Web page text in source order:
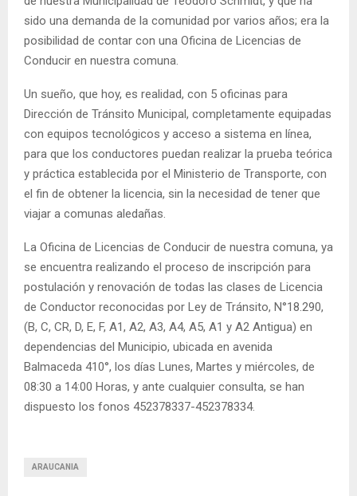
U
sido una demanda de la comunidad por varios años; era la
posibilidad de contar con una Oficina de Licencias de
Conducir en nuestra comuna.
Un sueño, que hoy, es realidad, con 5 oficinas para
Dirección de Tránsito Municipal, completamente equipadas
con equipos tecnológicos y acceso a sistema en línea,
para que los conductores puedan realizar la prueba teórica
y práctica establecida por el Ministerio de Transporte, con
el fin de obtener la licencia, sin la necesidad de tener que
viajar a comunas aledañas.
La Oficina de Licencias de Conducir de nuestra comuna, ya
se encuentra realizando el proceso de inscripción para
postulación y renovación de todas las clases de Licencia
de Conductor reconocidas por Ley de Tránsito, N°18.290,
(B, C, CR, D, E, F, A1, A2, A3, A4, A5, A1 y A2 Antigua) en
dependencias del Municipio, ubicada en avenida
Balmaceda 410°, los días Lunes, Martes y miércoles, de
08:30 a 14:00 Horas, y ante cualquier consulta, se han
dispuesto los fonos 452378337-452378334.
ARAUCANIA